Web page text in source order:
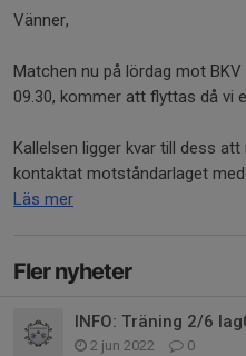
Vänner,
Matchen nu på lördag mot
09.30, kommer att flyttas då vi
Kallelsen ligger kvar till dess
kontaktat motståndarlaget
Läs mer
Fler nyheter
INFO: Träning 2/6
2 jun 2022 0